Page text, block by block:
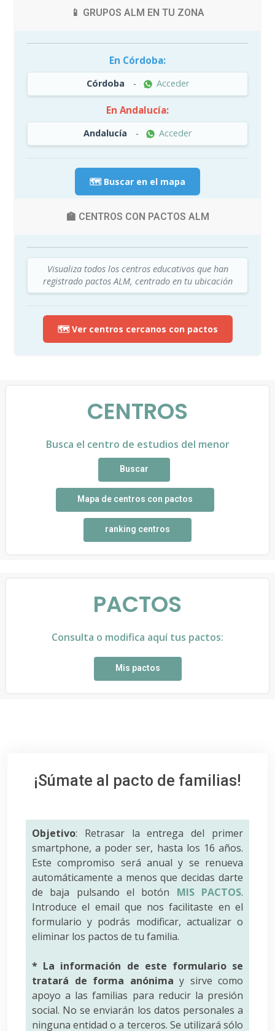
📱 GRUPOS ALM EN TU ZONA
En Córdoba:
Córdoba - Acceder
En Andalucía:
Andalucía - Acceder
🗺️ Buscar en el mapa
🏫 CENTROS CON PACTOS ALM
Visualiza todos los centros educativos que han
registrado pactos ALM, centrado en tu ubicación
🗺️ Ver centros cercanos con pactos
CENTROS
Busca el centro de estudios del menor
Buscar
Mapa de centros con pactos
ranking centros
PACTOS
Consulta o modifica aquí tus pactos:
Mis pactos
¡Súmate al pacto de familias!
Objetivo: Retrasar la entrega del primer
smartphone, a poder ser, hasta los 16 años.
Este compromiso será anual y se renueva
automáticamente a menos que decidas darte
de baja pulsando el botón MIS PACTOS.
Introduce el email que nos facilitaste en el
formulario y podrás modificar, actualizar o
eliminar los pactos de tu familia.
* La información de este formulario se
tratará de forma anónima y sirve como
apoyo a las familias para reducir la presión
social. No se enviarán los datos personales a
ninguna entidad o a terceros. Se utilizará sólo